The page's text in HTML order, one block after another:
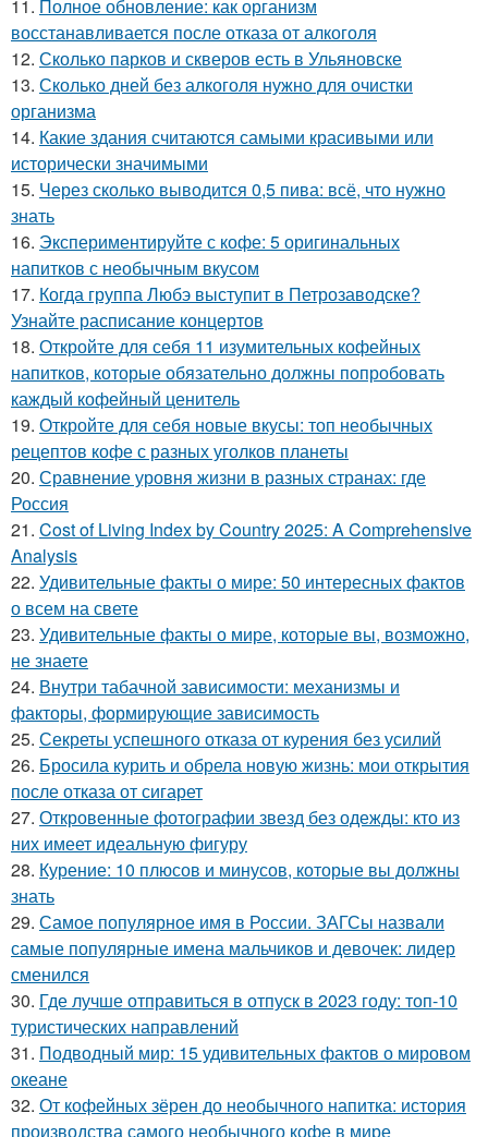
11. Полное обновление: как организм
восстанавливается после отказа от алкоголя
12. Сколько парков и скверов есть в Ульяновске
13. Сколько дней без алкоголя нужно для очистки
организма
14. Какие здания считаются самыми красивыми или
исторически значимыми
15. Через сколько выводится 0,5 пива: всё, что нужно
знать
16. Экспериментируйте с кофе: 5 оригинальных
напитков с необычным вкусом
17. Когда группа Любэ выступит в Петрозаводске?
Узнайте расписание концертов
18. Откройте для себя 11 изумительных кофейных
напитков, которые обязательно должны попробовать
каждый кофейный ценитель
19. Откройте для себя новые вкусы: топ необычных
рецептов кофе с разных уголков планеты
20. Сравнение уровня жизни в разных странах: где
Россия
21. Cost of Living Index by Country 2025: A Comprehensive
Analysis
22. Удивительные факты о мире: 50 интересных фактов
о всем на свете
23. Удивительные факты о мире, которые вы, возможно,
не знаете
24. Внутри табачной зависимости: механизмы и
факторы, формирующие зависимость
25. Секреты успешного отказа от курения без усилий
26. Бросила курить и обрела новую жизнь: мои открытия
после отказа от сигарет
27. Откровенные фотографии звезд без одежды: кто из
них имеет идеальную фигуру
28. Курение: 10 плюсов и минусов, которые вы должны
знать
29. Самое популярное имя в России. ЗАГСы назвали
самые популярные имена мальчиков и девочек: лидер
сменился
30. Где лучше отправиться в отпуск в 2023 году: топ-10
туристических направлений
31. Подводный мир: 15 удивительных фактов о мировом
океане
32. От кофейных зёрен до необычного напитка: история
производства самого необычного кофе в мире